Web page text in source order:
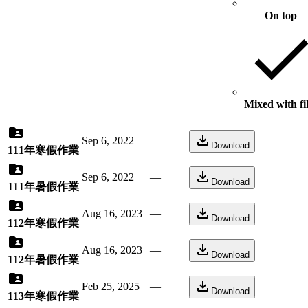
On top
Mixed with
111年寒假作業
Sep 6, 2022 — Download
111年暑假作業
Sep 6, 2022 — Download
112年寒假作業
Aug 16, 2023 — Download
112年暑假作業
Aug 16, 2023 — Download
113年寒假作業
Feb 25, 2025 — Download